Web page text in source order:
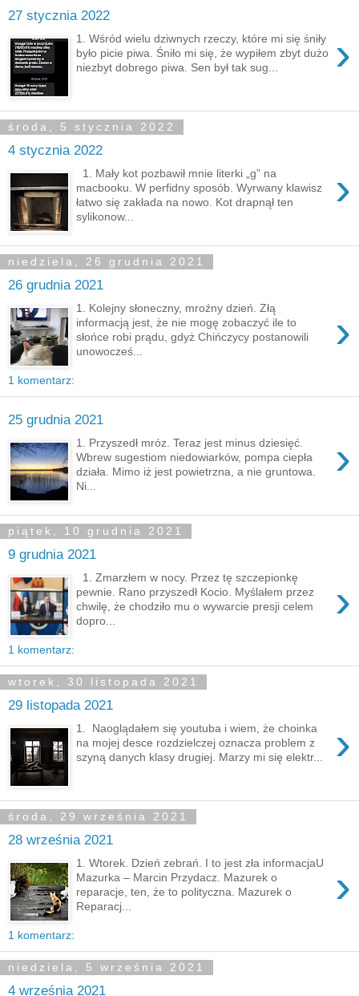
27 stycznia 2022
›
1. Wśród wielu dziwnych rzeczy, które mi się śniły
było picie piwa. Śniło mi się, że wypiłem zbyt dużo
niezbyt dobrego piwa. Sen był tak sug...
środa, 5 stycznia 2022
4 stycznia 2022
›
1. Mały kot pozbawił mnie literki „g” na
macbooku. W perfidny sposób. Wyrwany klawisz
łatwo się zakłada na nowo. Kot drapnął ten
sylikonow...
niedziela, 26 grudnia 2021
26 grudnia 2021
›
1. Kolejny słoneczny, mroźny dzień. Złą
informacją jest, że nie mogę zobaczyć ile to
słońce robi prądu, gdyż Chińczycy postanowili
unowocześ...
1 komentarz:
25 grudnia 2021
›
1. Przyszedł mróz. Teraz jest minus dziesięć.
Wbrew sugestiom niedowiarków, pompa ciepła
działa. Mimo iż jest powietrzna, a nie gruntowa.
Ni...
piątek, 10 grudnia 2021
9 grudnia 2021
›
1. Zmarzłem w nocy. Przez tę szczepionkę
pewnie. Rano przyszedł Kocio. Myślałem przez
chwilę, że chodziło mu o wywarcie presji celem
dopro...
1 komentarz:
wtorek, 30 listopada 2021
29 listopada 2021
›
1. Naoglądałem się youtuba i wiem, że choinka
na mojej desce rozdzielczej oznacza problem z
szyną danych klasy drugiej. Marzy mi się elektr...
środa, 29 września 2021
28 września 2021
›
1. Wtorek. Dzień zebrań. I to jest zła informacjaU
Mazurka – Marcin Przydacz. Mazurek o
reparacje, ten, że to polityczna. Mazurek o
Reparacj...
1 komentarz:
niedziela, 5 września 2021
4 września 2021